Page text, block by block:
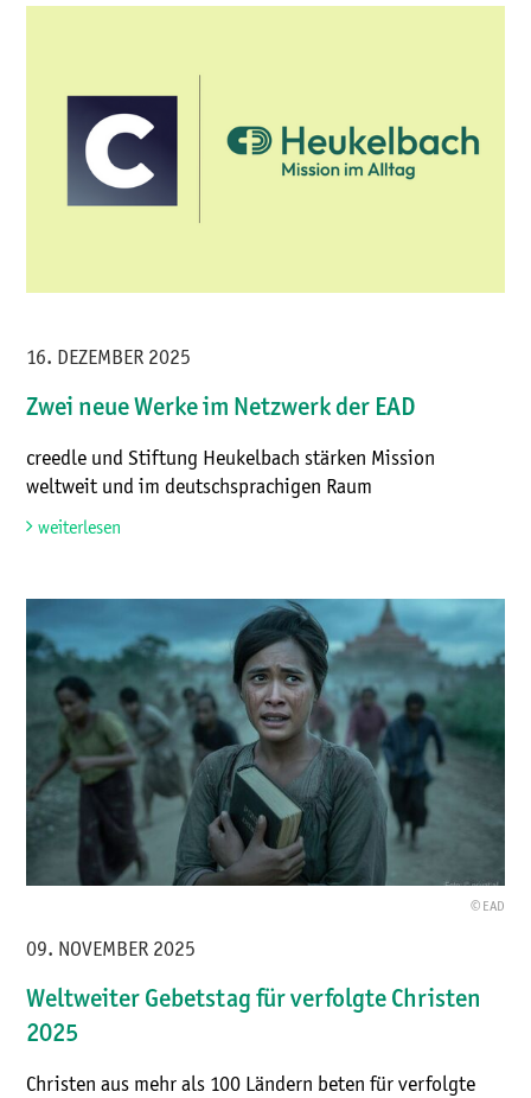
16. DEZEMBER 2025
Zwei neue Werke im Netzwerk der EAD
creedle und Stiftung Heukelbach stärken Mission
weltweit und im deutschsprachigen Raum
weiterlesen
© EAD
09. NOVEMBER 2025
Weltweiter Gebetstag für verfolgte Christen
2025
Christen aus mehr als 100 Ländern beten für verfolgte